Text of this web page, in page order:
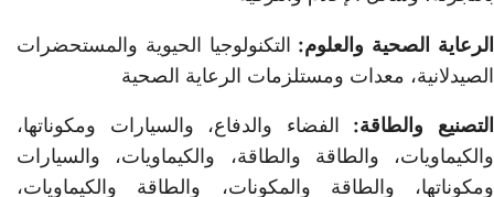
الرعاية الصحية والعلوم: التكنولوجيا الحيوية والمستحضرات
الصيدلانية، معدات ومستلزمات الرعاية الصحية
التصنيع والطاقة: الفضاء والدفاع، والسيارات ومكوناتها،
والكيماويات، والطاقة والطاقة، والكيماويات، والسيارات
ومكوناتها، والطاقة والمكونات، والطاقة والكيماويات،